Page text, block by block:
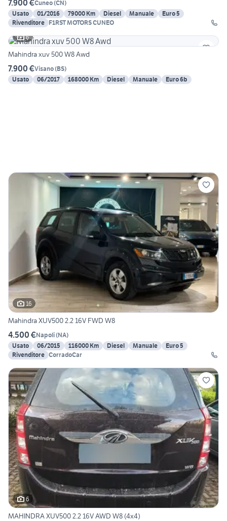
7.900 €Cuneo(CN)
Usato
01/2016 79000 Km Diesel Manuale
Euro 5
Rivenditore F1RST MOTORS CUNEO
6
Mahindra xuv 500 W8 Awd
7.900 €Visano(BS)
Usato
06/2017 168000 Km Diesel Manuale Euro 6b
16
Mahindra XUV500 2.2 16V FWD W8
4.500 €Napoli(NA)
Usato
06/2015 116000 Km Diesel Manuale
Euro 5
Rivenditore CorradoCar
6
MAHINDRA XUV500 2.2 16V AWD W8 (4x4)